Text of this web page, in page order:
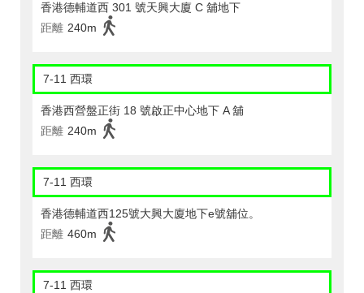
香港德輔道西 301 號天興大廈 C 舖地下
距離 240m
7-11 西環
香港西營盤正街 18 號啟正中心地下 A 舖
距離 240m
7-11 西環
香港德輔道西125號大興大廈地下e號舖位。
距離 460m
7-11 西環